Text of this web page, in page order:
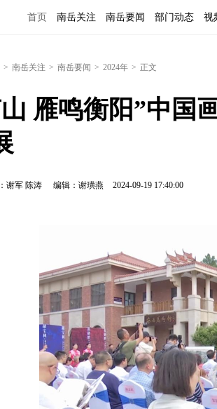
首页 南岳关注 南岳要闻 部门动态 视
> 南岳关注 > 南岳要闻 > 2024年 > 正文
雁鸣衡阳”中国
谢军 陈涛 编辑：谢璜燕 2024-09-19 17:40:00